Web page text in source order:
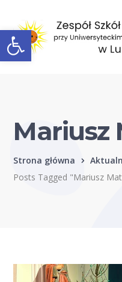
Open toolbar
Mariusz
Strona główna
Posts Tagged "Mariusz